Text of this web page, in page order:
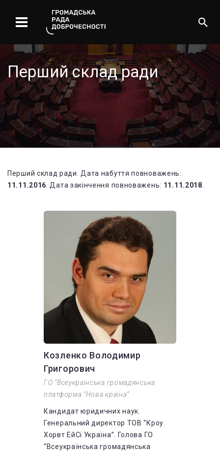
Перший склад ради
Перший склад ради. Дата набуття повноважень:
11.11.2016 . Дата закінчення повноважень: 11.11.2018
Козленко Володимир
Григорович
ГО “Всеукраїнська громадянська
платформа “Нова країна”
Кандидат юридичних наук.
Генеральний директор ТОВ “Кроу
Хорвт ЕйСі Україна”. Голова ГО
“Всеукраїнська громадянська